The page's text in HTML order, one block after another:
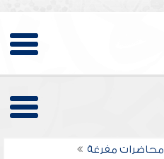
محاضرات مفرغة